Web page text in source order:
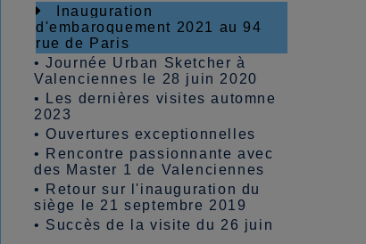
Inauguration
d'embaroquement 2021 au 94
rue de Paris
•Journée Urban Sketcher à
Valenciennes le 28 juin 2020
•
Les dernières visites automne
2023
•Ouvertures exceptionnelles
•
Rencontre passionnante avec
des Master 1 de Valenciennes
•
Retour sur l'inauguration du
siège le 21 septembre 2019
• Succès de la visite du 26 juin